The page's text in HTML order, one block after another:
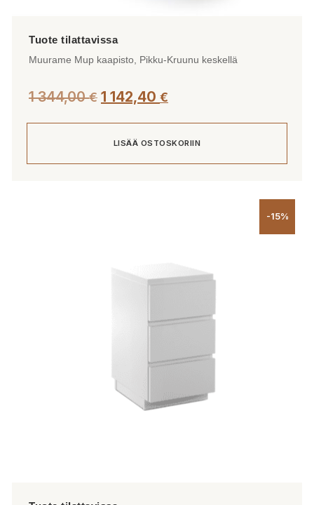
Muurame Mup kaapisto, Pikku-Kruunu keskellä
1 344,00€ 1 142,40 €
LISÄÄ OSTOSKORIIN
-15%